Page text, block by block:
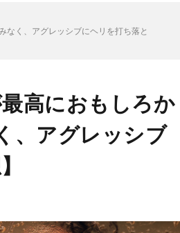
なく、アグレッシブにヘリを打ち落と
高におもしろか
、アグレッシブ